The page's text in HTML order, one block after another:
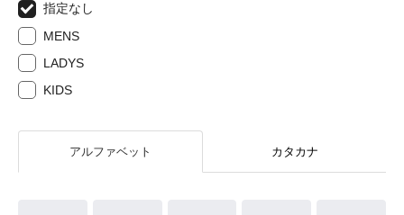
指定なし
MENS
LADYS
KIDS
アルファベット カタカナ